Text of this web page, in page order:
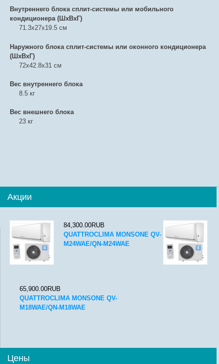
Внутреннего блока сплит-системы или мобильного
кондиционера (ШxВxГ)
71.3x27x19.5 см
Наружного блока сплит-системы или оконного кондиционера
(ШxВxГ)
72x42.8x31 см
Вес внутреннего блока
8.5 кг
Вес внешнего блока
23 кг
Акции
84,300.00RUB
QUATTROCLIMA MONSONE QV-
M24WAE/QN-M24WAE
65,900.00RUB
QUATTROCLIMA MONSONE QV-
M18WAE/QN-M18WAE
Цены